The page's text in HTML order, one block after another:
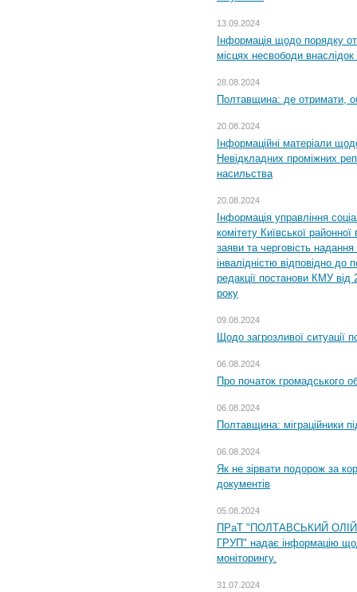
13.09.2024
Інформація щодо порядку
місцях несвободи внаслідок
28.08.2024
Полтавщина: де отримати,
20.08.2024
Інформаційні матеріали
Невідкладних проміжних
насильства
20.08.2024
Інформація управління
комітету Київської
заяви та черговість надання
інвалідністю відповідно
редакції постанови КМУ
року
09.08.2024
Щодо загрозливої ситуації
06.08.2024
Про початок громадського
06.08.2024
Полтавщина: міграційники
06.08.2024
Як не зірвати подорож за
документів
05.08.2024
ПРаТ "ПОЛТАВСЬКИЙ
ГРУП" надає інформацію
моніторингу.
31.07.2024